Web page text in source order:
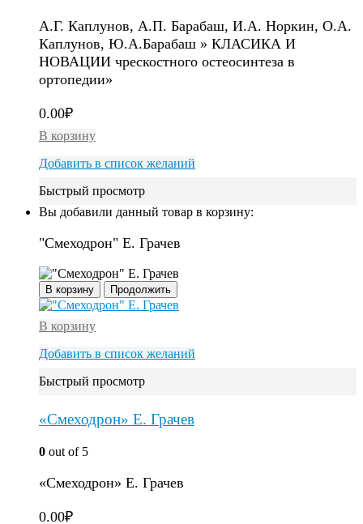
А.Г. Каплунов, А.П. Барабаш, И.А. Норкин, О.А.
Каплунов, Ю.А.Барабаш » КЛАСИКА И
НОВАЦИИ чрескостного остеосинтеза в
ортопедии»
0.00₽
В корзину
Добавить в список желаний
Быстрый просмотр
Вы добавили данный товар в корзину:
"Смеходрон" Е. Грачев
В корзину Продолжить
В корзину
Добавить в список желаний
Быстрый просмотр
«Смеходрон» Е. Грачев
0 out of 5
«Смеходрон» Е. Грачев
0.00₽